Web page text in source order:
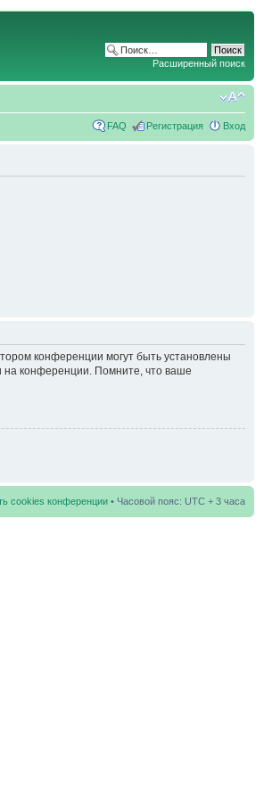
Расширенный поиск
FAQ Регистрация Вход
конференции могут быть установлены
на конференции. Помните, что ваше
cookies конференции • Часовой пояс: UTC + 3 часа